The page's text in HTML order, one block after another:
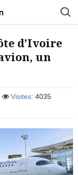
d’Ivoire
un
Visites: 4035